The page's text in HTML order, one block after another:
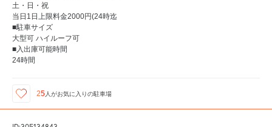
土・日・祝
当日1日上限料金2000円(24時迄
■駐車サイズ
大型可 ハイルーフ可
■入出庫可能時間
24時間
25 人がお気に入りの駐車場